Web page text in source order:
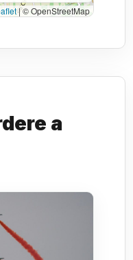
|© OpenStreetMap
a